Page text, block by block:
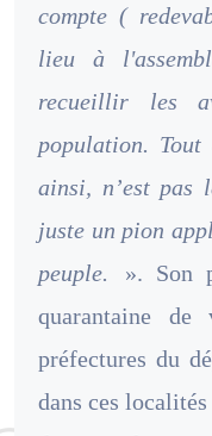
compte (
lieu à
recueillir les
population.
ainsi, n’est pas
juste un pion
peuple.
». Son
quarantaine
préfectures du
dans ces